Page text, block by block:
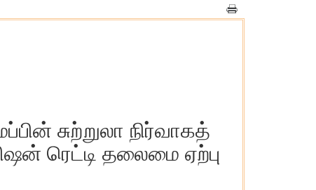
சுற்றுலா நிர்வாகத்
ரெட்டி தலைமை ஏற்பு